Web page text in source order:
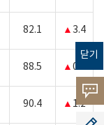
닫기
고객의
소리
82.1 ▲3.4
88.5 ▲0.8
90.4 ▲ 1.2